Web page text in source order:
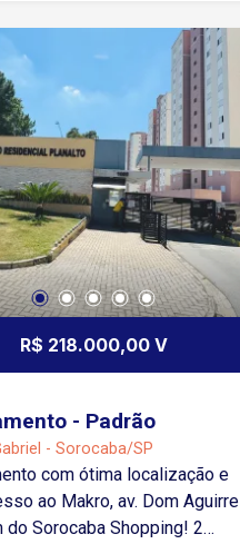
R$ 218.000,00 V
- Padrão
- Sorocaba/SP
com ótima localização e
ao Makro, av. Dom Aguirre
do Sorocaba Shopping! 2